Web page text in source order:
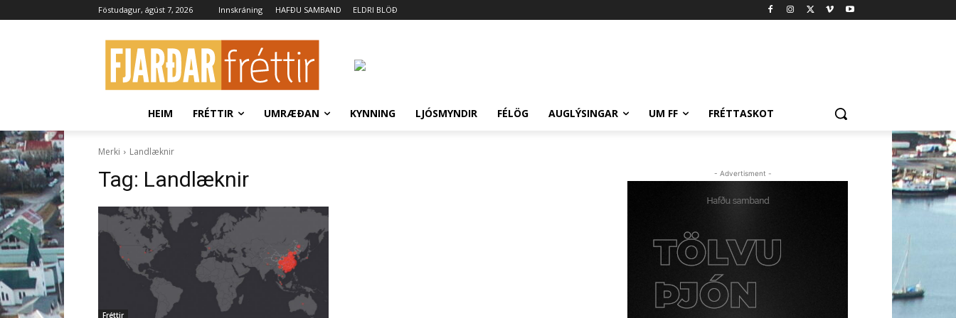
Föstudagur, ágúst 7, 2026 Innskráning HAFÐU SAMBAND ELDRI BLÖÐ
HEIM FRÉTTIR UMRÆÐAN KYNNING LJÓSMYNDIR FÉLÖG AUGLÝSINGAR UM FF FRÉTTASKOT
Merki Landlæknir
Tag: Landlæknir
Fréttir
- Advertisment -